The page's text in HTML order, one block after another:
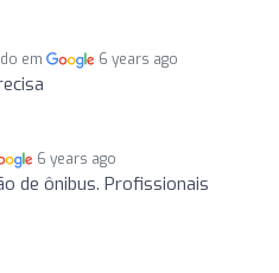
em 6 years ago
6 years ago
de ônibus. Profissionais